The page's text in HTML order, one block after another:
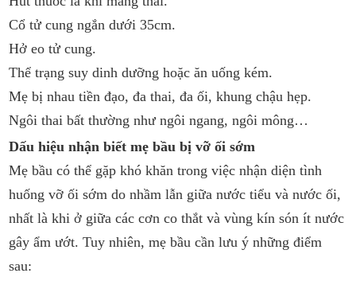
Cổ tử cung ngắn dưới 35cm.
Hở eo tử cung.
Thể trạng suy dinh dưỡng hoặc ăn uống kém.
Mẹ bị nhau tiền đạo, đa thai, đa ối, khung chậu hẹp.
Ngôi thai bất thường như ngôi ngang, ngôi mông…
Dấu hiệu nhận biết mẹ bầu bị vỡ ối sớm
Mẹ bầu có thể gặp khó khăn trong việc nhận diện tình
huống vỡ ối sớm do nhầm lẫn giữa nước tiểu và nước ối,
nhất là khi ở giữa các cơn co thắt và vùng kín són ít nước
gây ẩm ướt. Tuy nhiên, mẹ bầu cần lưu ý những điểm
sau: